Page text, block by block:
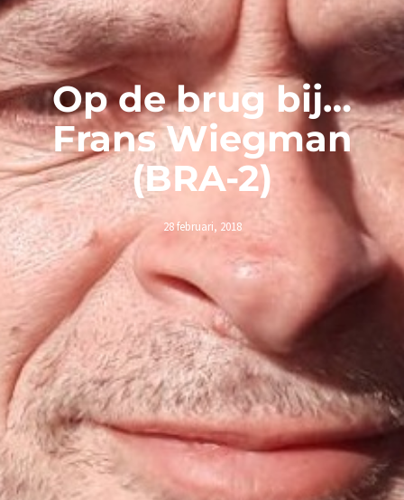
Op de brug bij…
Frans Wiegman
(BRA-2)
28 februari, 2018